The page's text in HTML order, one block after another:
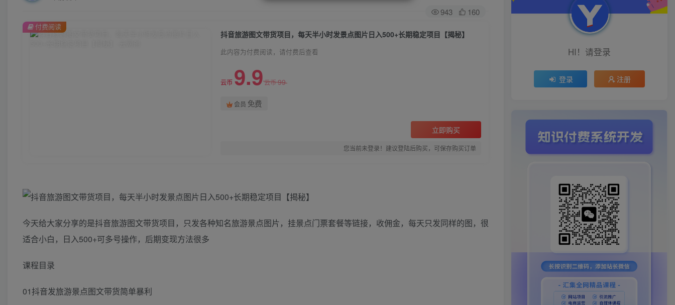
943 160
抖音旅游图文带货项目，每天半小时发景点图片日入500+长期稳定项目【揭秘】
此内容为付费阅读，请付费后查看
云币 9.9云币99
会员 免费
立即购买
您当前未登录！建议登陆后购买，可保存购买订单
付费阅读
今天给大家分享的是抖音旅游图文带货项目，只发各种知名旅游景点图片，挂景点门票套餐等链接，收佣金，每天只发同样的图，很
适合小白，日入500+可多号操作，后期变现方法很多
课程目录
01抖音发旅游景点图文带货简单暴利
HI！请登录
登录 注册